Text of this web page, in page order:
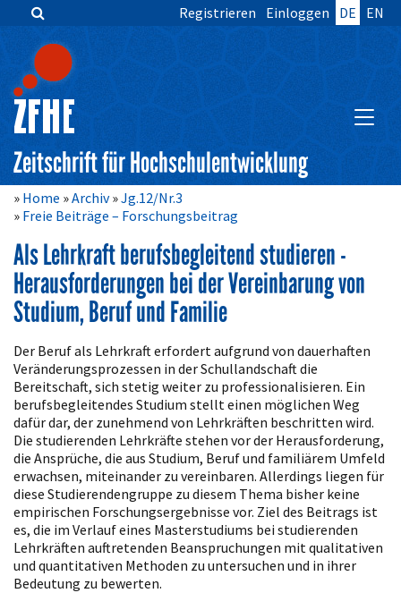
Zum
springen
Hauptnavigation
Inhalt
Sidebar
Registrieren Einloggen DE EN
Zeitschrift für Hochschulentwicklung
Home Archiv
Jg.12/Nr.3
Freie Beiträge – Forschungsbeitrag
Als Lehrkraft berufsbegleitend studieren -
Herausforderungen bei der Vereinbarung von
Studium, Beruf und Familie
Artikelinhalt
Der Beruf als Lehrkraft erfordert aufgrund von dauerhaften
Veränderungsprozessen in der Schullandschaft die
Bereitschaft, sich stetig weiter zu professionalisieren. Ein
berufsbegleitendes Studium stellt einen möglichen Weg
dafür dar, der zunehmend von Lehrkräften beschritten wird.
Die studierenden Lehrkräfte stehen vor der Herausforderung,
die Ansprüche, die aus Studium, Beruf und familiärem Umfeld
erwachsen, miteinander zu vereinbaren. Allerdings liegen für
diese Studierendengruppe zu diesem Thema bisher keine
empirischen Forschungsergebnisse vor. Ziel des Beitrags ist
es, die im Verlauf eines Masterstudiums bei studierenden
Lehrkräften auftretenden Beanspruchungen mit qualitativen
und quantitativen Methoden zu untersuchen und in ihrer
Bedeutung zu bewerten.